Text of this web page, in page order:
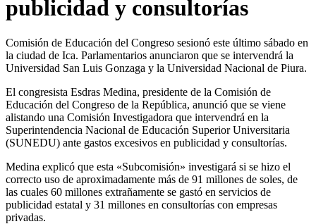
publicidad y consultorías
Comisión de Educación del Congreso sesionó este último sábado en
la ciudad de Ica. Parlamentarios anunciaron que se intervendrá la
Universidad San Luis Gonzaga y la Universidad Nacional de Piura.
El congresista Esdras Medina, presidente de la Comisión de
Educación del Congreso de la República, anunció que se viene
alistando una Comisión Investigadora que intervendrá en la
Superintendencia Nacional de Educación Superior Universitaria
(SUNEDU) ante gastos excesivos en publicidad y consultorías.
Medina explicó que esta «Subcomisión» investigará si se hizo el
correcto uso de aproximadamente más de 91 millones de soles, de
las cuales 60 millones extrañamente se gastó en servicios de
publicidad estatal y 31 millones en consultorías con empresas
privadas.